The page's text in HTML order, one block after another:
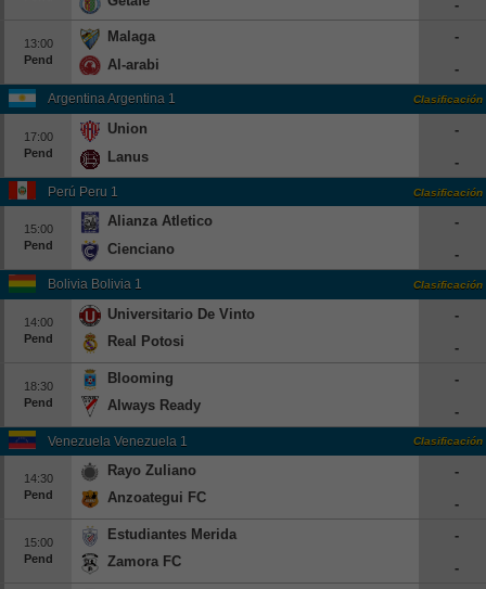
-
13:00
Pend
Malaga
Al-arabi
-
-
Argentina Argentina 1 Clasificación
17:00
Pend
Union
Lanus
-
-
Perú Peru 1 Clasificación
15:00
Pend
Alianza Atletico
Cienciano
-
-
Bolivia Bolivia 1 Clasificación
14:00
Pend
Universitario De Vinto
Real Potosi
-
-
18:30
Pend
Blooming
Always Ready
-
-
Venezuela Venezuela 1 Clasificación
14:30
Pend
Rayo Zuliano
Anzoategui FC
-
-
15:00
Pend
Estudiantes Merida
Zamora FC
-
-
Europa League
Supercopa Europa
Partidos amistosos
Partidos televisados
Baloncesto
Europa
Euroliga
España
ACB
Estados Unidos
Hockey